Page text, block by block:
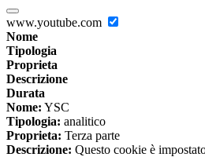
www.youtube.com
Nome
Tipologia
Proprieta
Descrizione
Durata
Nome: YSC
Tipologia: analitico
Proprieta: Terza parte
Descrizione: Questo cookie è